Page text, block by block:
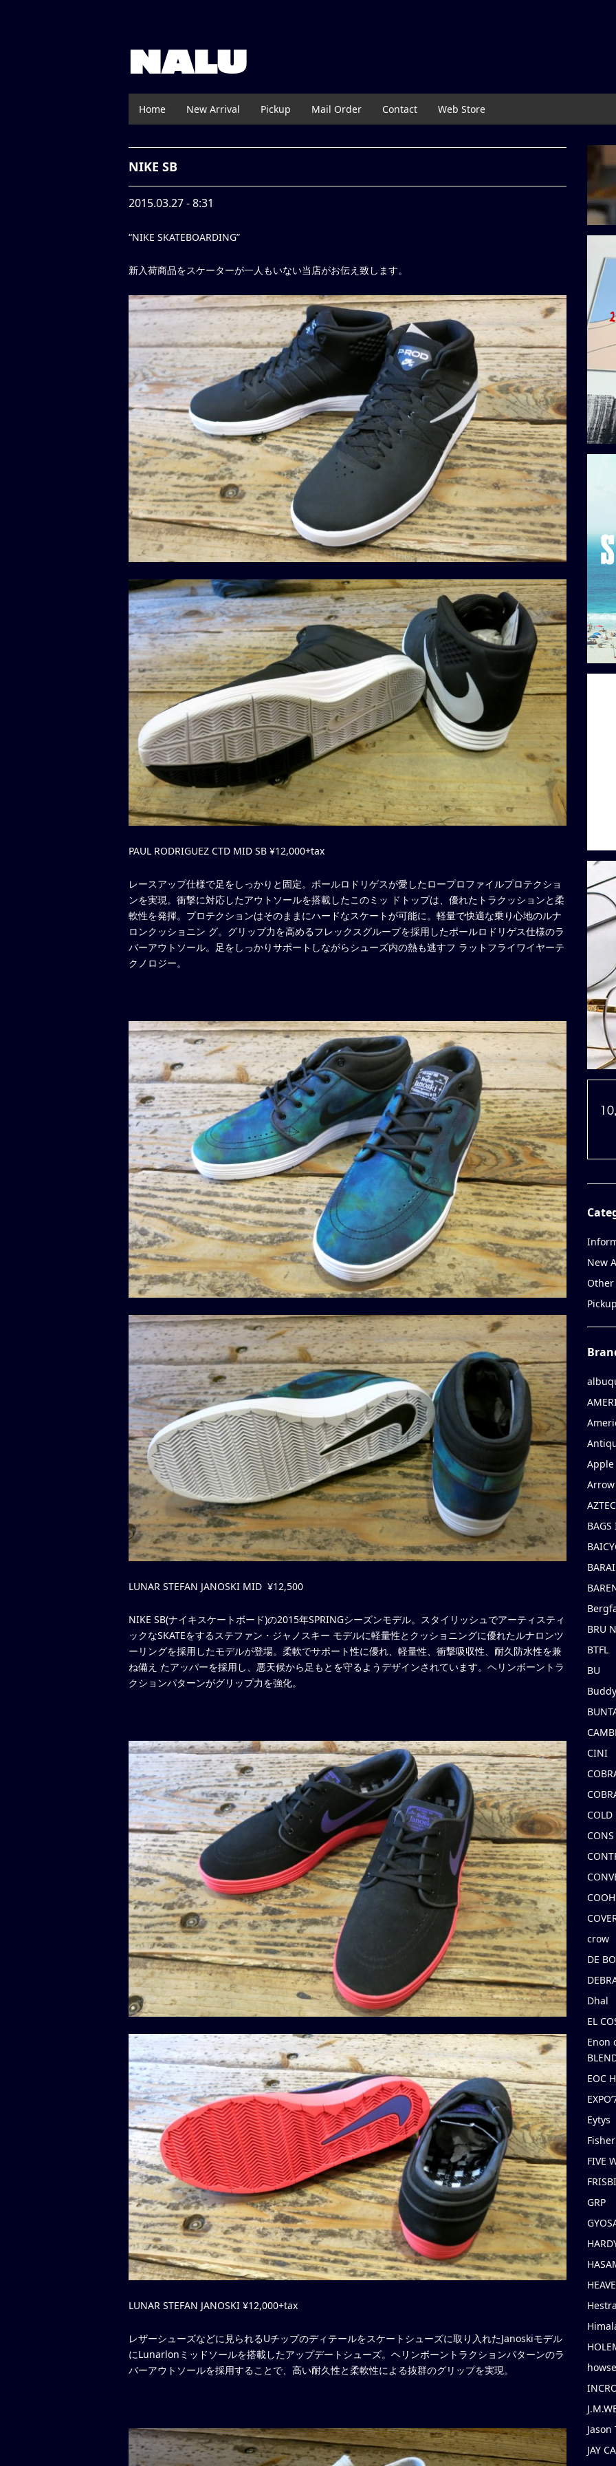
NALU
Home New Arrival Pickup Mail Order Contact Web Store
NIKE SB
2015.03.27 - 8:31
“NIKE SKATEBOARDING”
新入荷商品をスケーターが一人もいない当店がお伝え致します。
PAUL RODRIGUEZ CTD MID SB ¥12,000+tax
レースアップ仕様で足をしっかりと固定。ポールロドリゲスが愛したロープロファイルプロテクショ
ンを実現。衝撃に対応したアウトソールを搭載したこのミッ ドトップは、優れたトラクッションと柔
軟性を発揮。プロテクションはそのままにハードなスケートが可能に。軽量で快適な乗り心地のルナ
ロンクッショニン グ。グリップ力を高めるフレックスグループを採用したポールロドリゲス仕様のラ
バーアウトソール。足をしっかりサポートしながらシューズ内の熱も逃すフ ラットフライワイヤーテ
クノロジー。
LUNAR STEFAN JANOSKI MID ¥12,500
NIKE SB(ナイキスケートボード)の2015年SPRINGシーズンモデル。スタイリッシュでアーティスティ
ックなSKATEをするステファン・ジャノスキー モデルに軽量性とクッショニングに優れたルナロンツ
ーリングを採用したモデルが登場。柔軟でサポート性に優れ、軽量性、衝撃吸収性、耐久防水性を兼
ね備え たアッパーを採用し、悪天候から足もとを守るようデザインされています。ヘリンボーントラ
クションパターンがグリップ力を強化。
LUNAR STEFAN JANOSKI ¥12,000+tax
レザーシューズなどに見られるUチップのディテールをスケートシューズに取り入れたJanoskiモデル
にLunarlonミッドソールを搭載したアップデートシューズ。ヘリンボーントラクションパターンのラ
バーアウトソールを採用することで、高い耐久性と柔軟性による抜群のグリップを実現。
New
Other
AZTEC
BAGS
BRU
BTFL
BU
CINI
COLD
CONS
crow
DE
Dhal
EL
Enon
EOC
Eytys
FIVE
GRP
howse
Jason
JAY